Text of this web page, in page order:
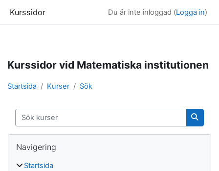
Kurssidor Du är inte inloggad (Logga in)
Kurssidor vid Matematiska institutionen
Startsida Kurser Sök
Sök kurser
Sök
Block
Navigering
Startsida